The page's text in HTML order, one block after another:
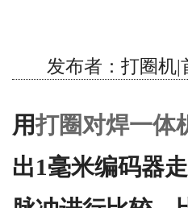
发布者：打圈机
用打圈对焊一体
出1毫米编码器